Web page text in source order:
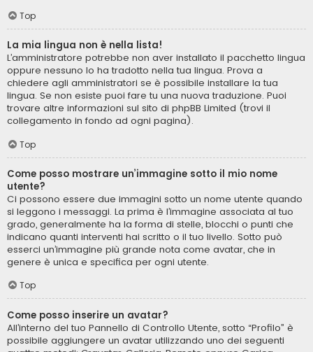
Top
La mia lingua non è nella lista!
L’amministratore potrebbe non aver installato il pacchetto lingua
oppure nessuno lo ha tradotto nella tua lingua. Prova a
chiedere agli amministratori se è possibile installare la tua
lingua. Se non esiste puoi fare tu una nuova traduzione. Puoi
trovare altre informazioni sul sito di phpBB Limited (trovi il
collegamento in fondo ad ogni pagina).
Top
Come posso mostrare un’immagine sotto il mio nome
utente?
Ci possono essere due immagini sotto un nome utente quando
si leggono i messaggi. La prima è l’immagine associata al tuo
grado, generalmente ha la forma di stelle, blocchi o punti che
indicano quanti interventi hai scritto o il tuo livello. Sotto può
esserci un’immagine più grande nota come avatar, che in
genere è unica e specifica per ogni utente.
Top
Come posso inserire un avatar?
All’interno del tuo Pannello di Controllo Utente, sotto “Profilo” è
possibile aggiungere un avatar utilizzando uno dei seguenti